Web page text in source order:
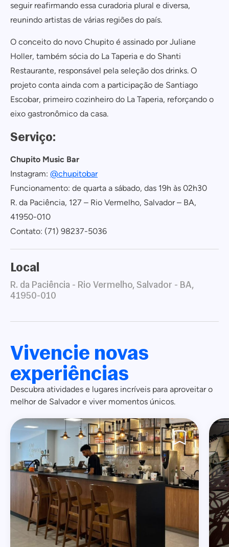
seguir reafirmando essa curadoria plural e diversa,
reunindo artistas de várias regiões do país.
O conceito do novo Chupito é assinado por Juliane
Holler, também sócia do La Taperia e do Shanti
Restaurante, responsável pela seleção dos drinks. O
projeto conta ainda com a participação de Santiago
Escobar, primeiro cozinheiro do La Taperia, reforçando o
eixo gastronômico da casa.
Serviço:
Chupito Music Bar
Instagram: @chupitobar
Funcionamento: de quarta a sábado, das 19h às 02h30
R. da Paciência, 127 – Rio Vermelho, Salvador – BA,
41950-010
Contato: (71) 98237-5036
Local
R. da Paciência - Rio Vermelho, Salvador - BA,
41950-010
Vivencie novas
experiências
Descubra atividades e lugares incríveis para aproveitar o
melhor de Salvador e viver momentos únicos.
Cadastrar
Não tem uma conta? Inscreva-se agora.
Continuar comFacebook
COMPARTILHAR
COPIAR LINK